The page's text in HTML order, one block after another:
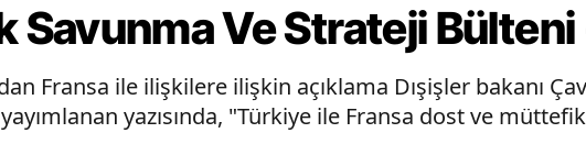
Savunma Ve Strateji
Fransa ile ilişkilere ilişkin açıklama Dışişler bakanı
yazısında, "Türkiye ile Fransa dost ve